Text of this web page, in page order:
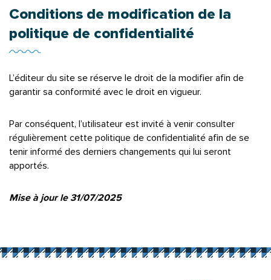
Conditions de modification de la
politique de confidentialité
L’éditeur du site se réserve le droit de la modifier afin de
garantir sa conformité avec le droit en vigueur.
Par conséquent, l’utilisateur est invité à venir consulter
régulièrement cette politique de confidentialité afin de se
tenir informé des derniers changements qui lui seront
apportés.
Mise à jour le 31/07/2025